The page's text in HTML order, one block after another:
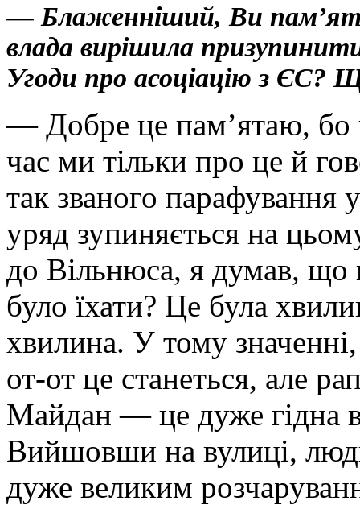
— Блаженніший, Ви
влада вирішила
Угоди про асоціацію з ЄС?
— Добре це пам’ятаю, бо
час ми тільки про це й
так званого парафування
уряд зупиняється на
до Вільнюса, я думав, що
було їхати? Це була
хвилина. У тому
от-от це станеться, але
Майдан — це дуже гідна
Вийшовши на вулиці,
дуже великим